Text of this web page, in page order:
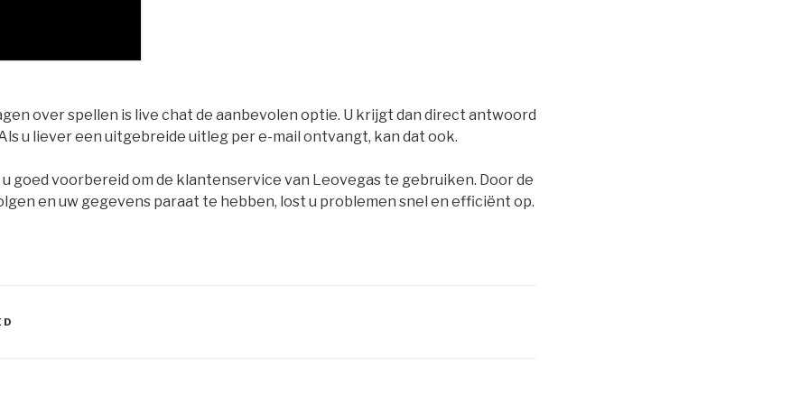
over spellen is live chat de aanbevolen optie. U krijgt dan direct antwoord
u liever een uitgebreide uitleg per e-mail ontvangt, kan dat ook.
goed voorbereid om de klantenservice van Leovegas te gebruiken. Door de
en uw gegevens paraat te hebben, lost u problemen snel en efficiënt op.